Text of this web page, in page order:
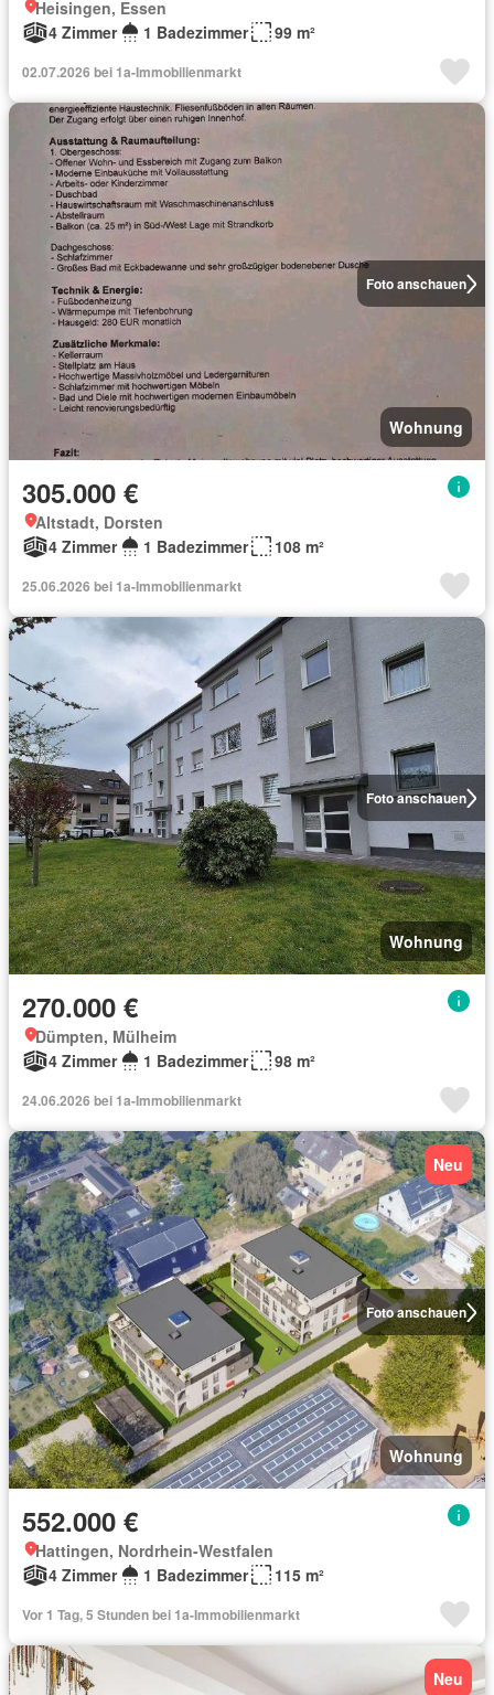
Heisingen, Essen
4 Zimmer
1 Badezimmer 99 m²
02.07.2026 bei 1a-Immobilienmarkt
Foto anschauen
Wohnung
305.000 €
Altstadt, Dorsten
4 Zimmer
1 Badezimmer 108 m²
25.06.2026 bei 1a-Immobilienmarkt
Foto anschauen
Wohnung
270.000 €
Dümpten, Mülheim
4 Zimmer
1 Badezimmer 98 m²
24.06.2026 bei 1a-Immobilienmarkt
Foto anschauen
Neu
Wohnung
552.000 €
Hattingen, Nordrhein-Westfalen
4 Zimmer
1 Badezimmer 115 m²
Vor 1 Tag, 5 Stunden bei 1a-Immobilienmarkt
Neu